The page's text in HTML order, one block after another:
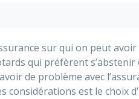
sur qui on peut
qui préfèrent s’abstenir
de problème avec
est le choix